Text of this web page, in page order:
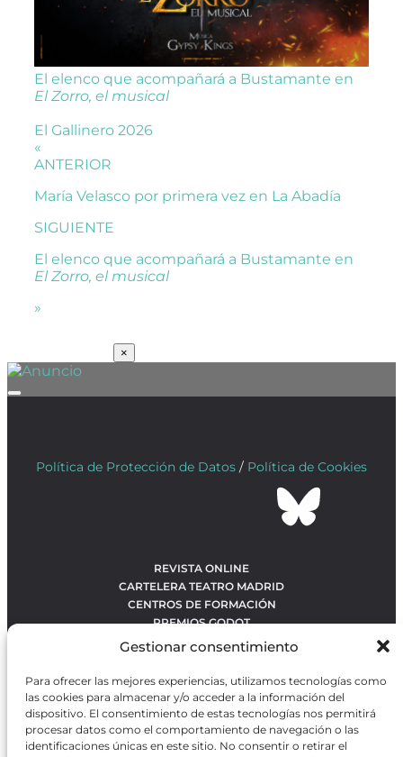
Gestionar consentimiento
Para ofrecer las mejores experiencias, utilizamos tecnologías como
las cookies para almacenar y/o acceder a la información del
dispositivo. El consentimiento de estas tecnologías nos permitirá
procesar datos como el comportamiento de navegación o las
identificaciones únicas en este sitio. No consentir o retirar el
El elenco que acompañará a Bustamante en
El Zorro, el musical
El Gallinero 2026
«
ANTERIOR
María Velasco por primera vez en La Abadía
SIGUIENTE
El elenco que acompañará a Bustamante en
El Zorro, el musical
»
×
Política de Protección de Datos / Política de Cookies
REVISTA ONLINE
CARTELERA TEATRO MADRID
CENTROS DE FORMACIÓN
PREMIOS GODOT
CONTACTO
OBRAS MÁS VOTADAS
RANKING MEJORES OBRAS
BÚSQUEDA AVANZADA DE OBRAS